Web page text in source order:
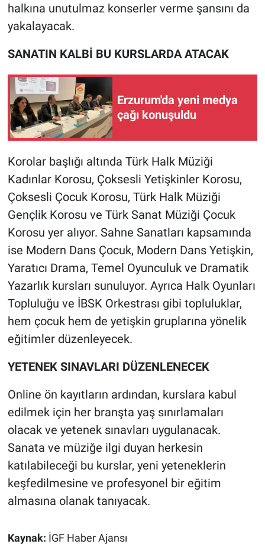
halkına unutulmaz konserler verme şansını da
yakalayacak.
SANATIN KALBİ BU KURSLARDA ATACAK
Erzurum'da yeni medya
çağı konuşuldu
Korolar başlığı altında Türk Halk Müziği
Kadınlar Korosu, Çoksesli Yetişkinler Korosu,
Çoksesli Çocuk Korosu, Türk Halk Müziği
Gençlik Korosu ve Türk Sanat Müziği Çocuk
Korosu yer alıyor. Sahne Sanatları kapsamında
ise Modern Dans Çocuk, Modern Dans Yetişkin,
Yaratıcı Drama, Temel Oyunculuk ve Dramatik
Yazarlık kursları sunuluyor. Ayrıca Halk Oyunları
Topluluğu ve İBSK Orkestrası gibi topluluklar,
hem çocuk hem de yetişkin gruplarına yönelik
eğitimler düzenleyecek.
YETENEK SINAVLARI DÜZENLENECEK
Online ön kayıtların ardından, kurslara kabul
edilmek için her branşta yaş sınırlamaları
olacak ve yetenek sınavları uygulanacak.
Sanata ve müziğe ilgi duyan herkesin
katılabileceği bu kurslar, yeni yeteneklerin
keşfedilmesine ve profesyonel bir eğitim
almasına olanak tanıyacak.
Kaynak: İGF Haber Ajansı